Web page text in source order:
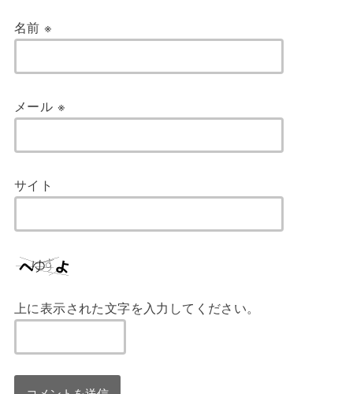
名前※
メール ※
サイト
上に表示された文字を入力してください。